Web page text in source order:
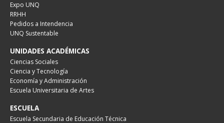
Expo UNQ
RRHH
Pedidos a Intendencia
UNQ Sustentable
UNIDADES ACADÉMICAS
Ciencias Sociales
Ciencia y Tecnología
Economía y Administración
Escuela Universitaria de Artes
ESCUELA
Escuela Secundaria de Educación Técnica